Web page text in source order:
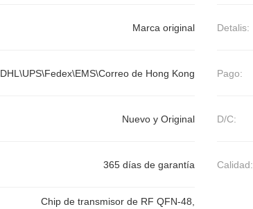
Marca original Detalis:
DHL\UPS\Fedex\EMS\Correo de Hong Kong Pago:
Nuevo y Original D/C:
365 días de garantía Calidad:
Chip de transmisor de RF QFN-48